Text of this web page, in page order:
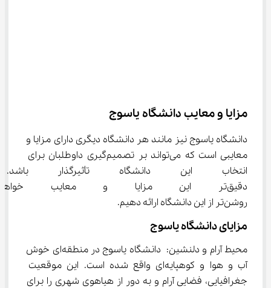
مزایا و معایب دانشگاه یاسوج
دانشگاه یاسوج نیز مانند هر دانشگاه دیگری دارای مزایا و
معایبی است که می‌تواند بر تصمیم‌گیری داوطلبان برای
انتخاب این دانشگاه تأثیرگذار
دقیق‌تر این مزایا و معایب
روشن‌تر از این دانشگاه ارائه دهیم.
مزایای دانشگاه یاسوج
محیط آرام و دلنشین: دانشگاه یاسوج در منطقه‌ای خوش
آب و هوا و کوهپایه‌ای واقع شده است. این موقعیت
جغرافیایی، فضایی آرام و به دور از هیاهوی شهری را برای